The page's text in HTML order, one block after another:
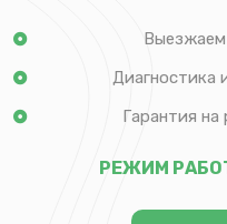
Диагностика
Гарантия на
РЕЖИМ